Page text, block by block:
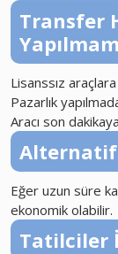
Transfer
Lisanssız
Pazarlık
Aracı son
Alternatif
Eğer uzun süre
ekonomik olabilir.
Tatilciler